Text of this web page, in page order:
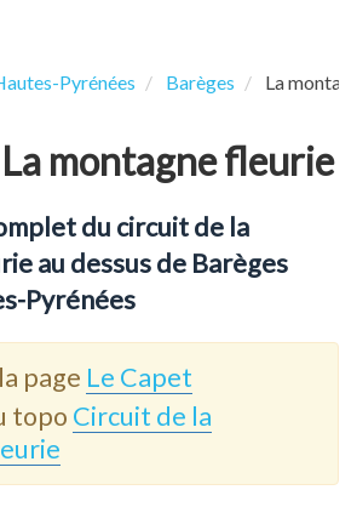
Pyrénées Barèges La
montagne fleurie
du circuit de la
au dessus de Barèges
Pyrénées
page Le Capet
topo Circuit de la